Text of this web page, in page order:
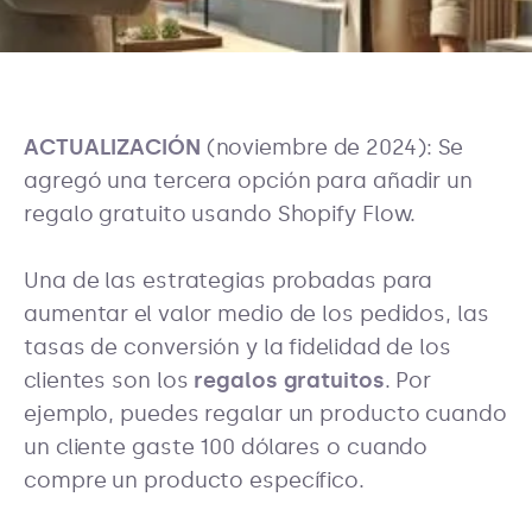
ACTUALIZACIÓN (noviembre de 2024): Se
agregó una tercera opción para añadir un
regalo gratuito usando Shopify Flow.
Una de las estrategias probadas para
aumentar el valor medio de los pedidos, las
tasas de conversión y la fidelidad de los
clientes son los regalos gratuitos. Por
ejemplo, puedes regalar un producto cuando
un cliente gaste 100 dólares o cuando
compre un producto específico.